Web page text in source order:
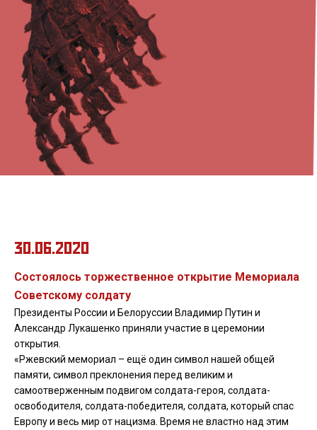
30.06.2020
Состоялось торжественное открытие Мемориала
Советскому солдату
Президенты России и Белоруссии Владимир Путин и
Александр Лукашенко приняли участие в церемонии
открытия.
«Ржевский мемориал – ещё один символ нашей общей
памяти, символ преклонения перед великим и
самоотверженным подвигом солдата-героя, солдата-
освободителя, солдата-победителя, солдата, который спас
Европу и весь мир от нацизма. Время не властно над этим